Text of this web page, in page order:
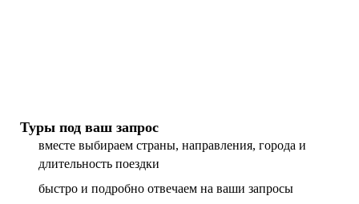
Туры под ваш запрос
вместе выбираем страны, направления, города и
длительность поездки
быстро и подробно отвечаем на ваши запросы